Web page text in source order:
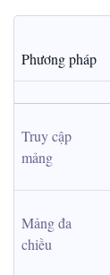
Phương pháp
Truy cập
mảng
Mảng đa
chiều